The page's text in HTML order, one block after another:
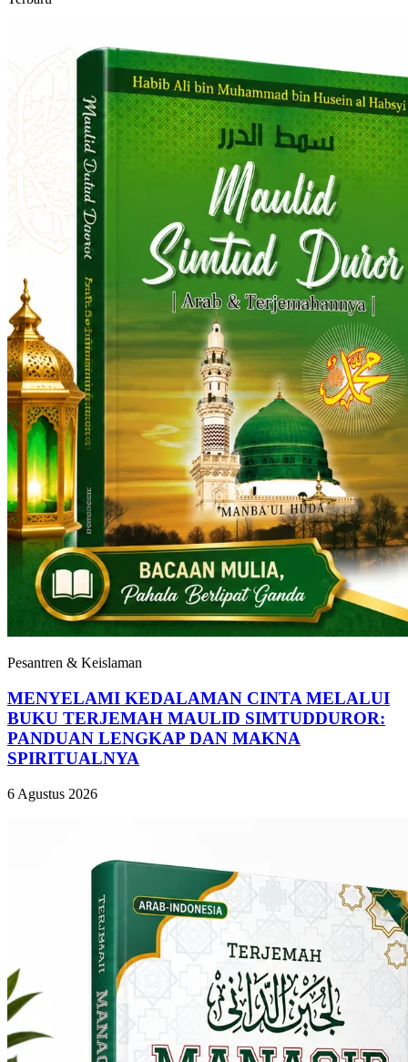
Pesantren & Keislaman
MENYELAMI KEDALAMAN CINTA MELALUI
BUKU TERJEMAH MAULID SIMTUDDUROR:
PANDUAN LENGKAP DAN MAKNA
SPIRITUALNYA
6 Agustus 2026